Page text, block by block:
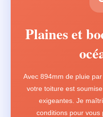
Plaines et
Avec 894mm de pluie
votre toiture est
exigeantes. Je
conditions pour vous